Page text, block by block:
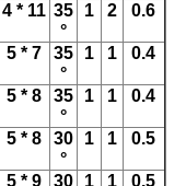
4 * 11 35
°
1 2 0.6
5 * 7
35
°
1 1 0.4
5 * 8
35
°
1 1 0.4
5 * 8
30
°
1 1 0.5
5 * 9
30
1 1 0.5